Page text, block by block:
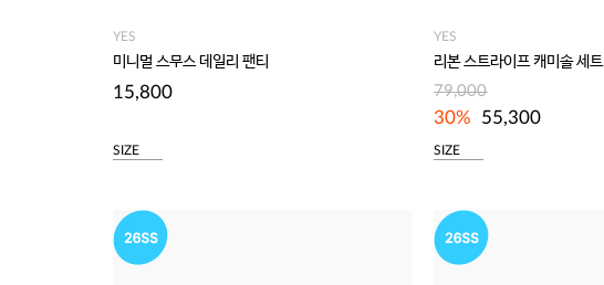
YES
미니멀 스무스 데일리 팬티
15,800
SIZE
YES
리본 스트라이프 캐미솔 세트
79,000
30% 55,300
SIZE